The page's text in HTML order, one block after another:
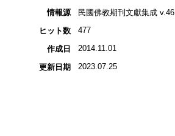
情報源
民國佛教期刊文獻集成 v.46
ヒット数
477
作成日 2014.11.01
更新日期 2023.07.25